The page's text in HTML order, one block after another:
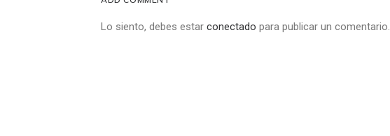
Lo siento, debes estar conectado para publicar un comentario.